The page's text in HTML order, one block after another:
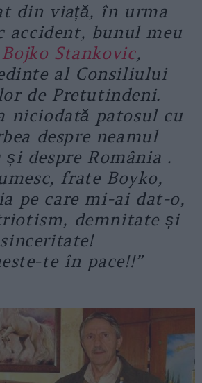
din viață, în urma
accident, bunul meu
Bojko Stankovic,
al Consiliului
de Pretutindeni.
niciodată patosul cu
despre neamul
și despre România .
frate Boyko,
pe care mi-ai dat-o,
demnitate și
sinceritate!
te în pace!!”